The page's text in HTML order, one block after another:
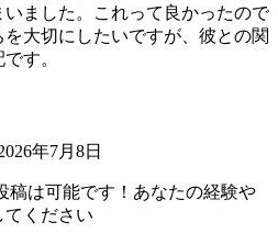
ました。これって良かったので
大切にしたいですが、彼との関
す。
年7月8日
稿は可能です！あなたの経験や
てください